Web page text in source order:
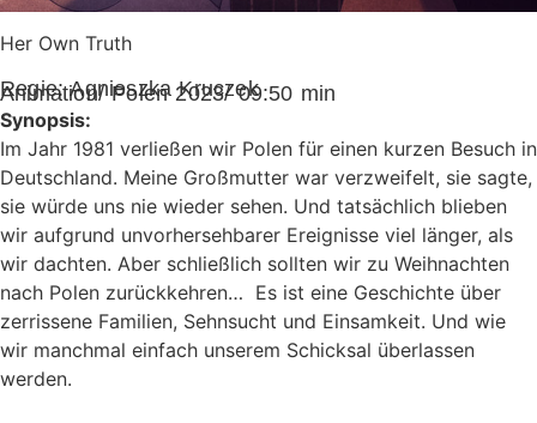
Her Own Truth
Regie:Agnieszka Kruczek
Animation/ Polen 2023/ 09:50 min
Synopsis:
Im Jahr 1981 verließen wir Polen für einen kurzen Besuch in
Deutschland. Meine Großmutter war verzweifelt, sie sagte,
sie würde uns nie wieder sehen. Und tatsächlich blieben
wir aufgrund unvorhersehbarer Ereignisse viel länger, als
wir dachten. Aber schließlich sollten wir zu Weihnachten
nach Polen zurückkehren… Es ist eine Geschichte über
zerrissene Familien, Sehnsucht und Einsamkeit. Und wie
wir manchmal einfach unserem Schicksal überlassen
werden.